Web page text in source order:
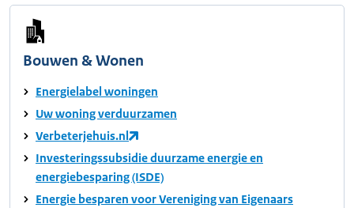
Bouwen & Wonen
Energielabel woningen
Uw woning verduurzamen
Verbeterjehuis.nl
Investeringssubsidie duurzame energie en
energiebesparing (ISDE)
Energie besparen voor Vereniging van Eigenaars